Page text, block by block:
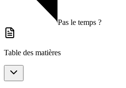
Pas le temps ?
Table des matières